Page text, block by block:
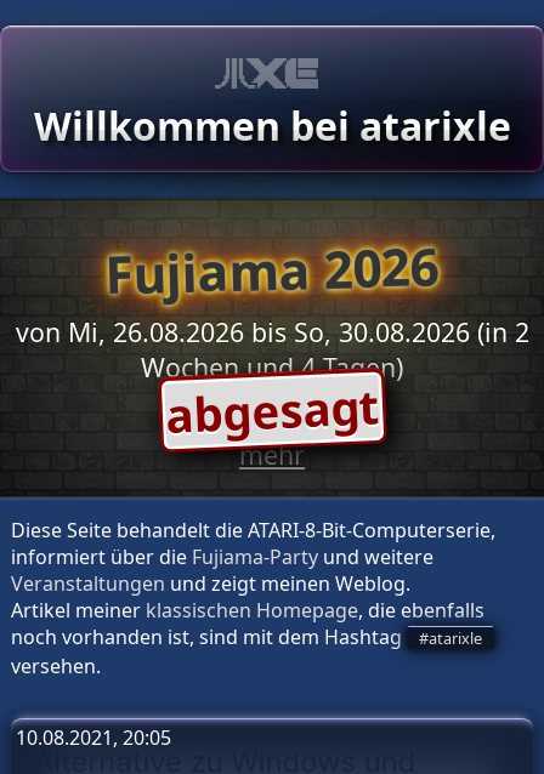
Willkommen bei atarixle
Fujiama 2026
von Mi, 26.08.2026 bis So, 30.08.2026 (in 2
Wochen und 4 Tagen)
abgesagt
mehr
Diese Seite behandelt die ATARI-8-Bit-Computerserie,
informiert über die Fujiama-Partyund weitere
Veranstaltungen und zeigt meinen Weblog.
Artikel meiner klassischen Homepage, die ebenfalls
noch vorhanden ist, sind mit dem Hashtag
atarixle
versehen.
10.08.2021, 20:05